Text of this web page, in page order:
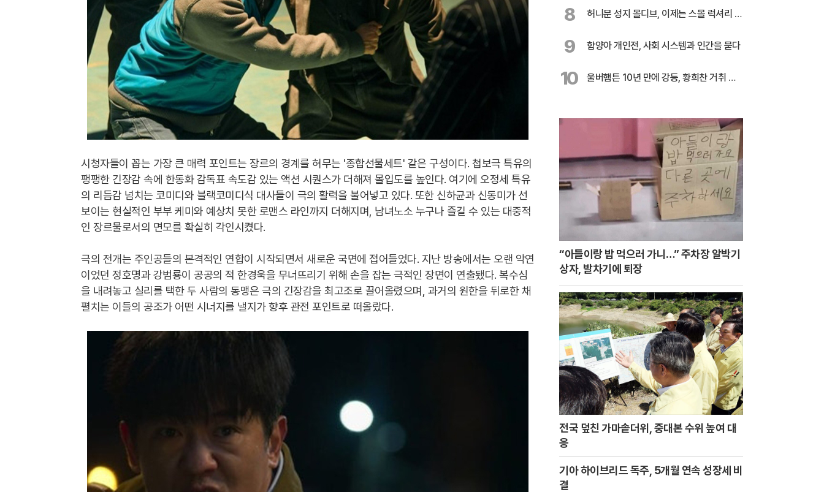
시청자들이 꼽는 가장 큰 매력 포인트는 장르의 경계를 허무는 '종합선물세트' 같은 구성이다. 첩보극 특유의
팽팽한 긴장감 속에 한동화 감독표 속도감 있는 액션 시퀀스가 더해져 몰입도를 높인다. 여기에 오정세 특유
의 리듬감 넘치는 코미디와 블랙코미디식 대사들이 극의 활력을 불어넣고 있다. 또한 신하균과 신동미가 선
보이는 현실적인 부부 케미와 예상치 못한 로맨스 라인까지 더해지며, 남녀노소 누구나 즐길 수 있는 대중적
인 장르물로서의 면모를 확실히 각인시켰다.
극의 전개는 주인공들의 본격적인 연합이 시작되면서 새로운 국면에 접어들었다. 지난 방송에서는 오랜 악연
이었던 정호명과 강범룡이 공공의 적 한경욱을 무너뜨리기 위해 손을 잡는 극적인 장면이 연출됐다. 복수심
을 내려놓고 실리를 택한 두 사람의 동맹은 극의 긴장감을 최고조로 끌어올렸으며, 과거의 원한을 뒤로한 채
펼치는 이들의 공조가 어떤 시너지를 낼지가 향후 관전 포인트로 떠올랐다.
들레
8 허니문 성지 몰디브, 이제는 스몰 럭셔리 시
대
9 함양아 개인전, 사회 시스템과 인간을 묻다
10 울버햄튼 10년 만에 강등, 황희찬 거취 불
“아들이랑 밥 먹으러 가니…” 주차장 알박기
상자, 발차기에 퇴장
전국 덮친 가마솥더위, 중대본 수위 높여 대
응
기아 하이브리드 독주, 5개월 연속 성장세 비
결